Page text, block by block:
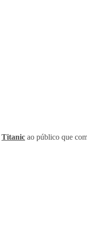
Titanic ao público que